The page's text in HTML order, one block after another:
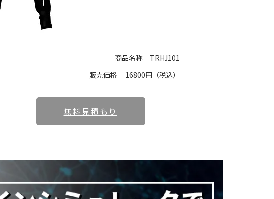
商品名称
TRHJ101
販売価格 16800円（税込）
無料見積もり